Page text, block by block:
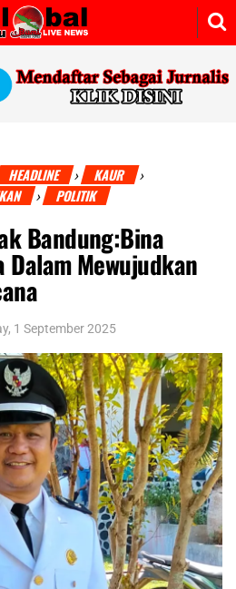
HEADLINE › KAUR ›
› POLITIK
Bandung:Bina
Dalam Mewujudkan
1 September 2025